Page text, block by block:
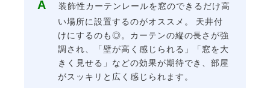
装飾性カーテンレールを窓のできるだけ高
い場所に設置するのがオススメ。 天井付
けにするのも◎。カーテンの縦の長さが強
調され、「壁が高く感じられる」「窓を大
きく見せる」などの効果が期待でき、部屋
がスッキリと広く感じられます。